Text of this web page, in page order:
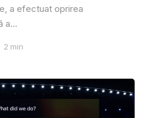
a efectuat oprirea
a...
2 min